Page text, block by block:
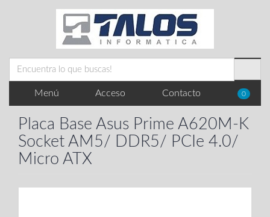
Menú Acceso Contacto 0
Placa Base Asus Prime A620M-K
Socket AM5/ DDR5/ PCIe 4.0/
Micro ATX